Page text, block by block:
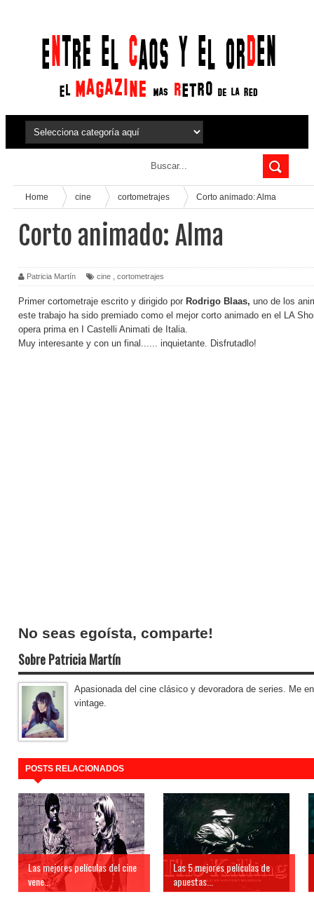
Home cine cortometrajes Corto animado: Alma
Corto animado: Alma
Patricia Martín cine cortometrajes
Primer cortometraje escrito y dirigido por Rodrigo Blaas, uno de los
este trabajo ha sido premiado como el mejor corto animado en el LA
opera prima en I Castelli Animati de Italia.
Muy interesante y con un final...... inquietante. Disfrutadlo!
No seas egoísta, comparte!
Sobre Patricia Martín
Apasionada del cine clásico y devoradora de series. Me
vintage.
POSTS RELACIONADOS
Las mejores películas del cine
vene...
Las 5 mejores películas de
apuestas...